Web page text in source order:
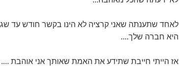
לאחד שתענתה שאני קרציה לא הינו בקשר חודש עד
היא חברה שלך....
אז הייתי חייבת שתידע את האמת שאותך אני אוהבת ....